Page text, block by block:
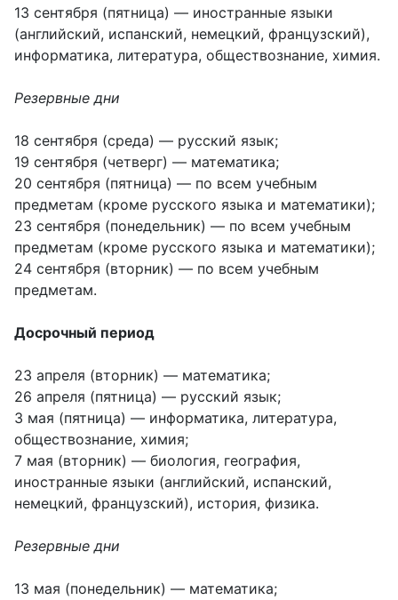
13 сентября (пятница) — иностранные языки
(английский, испанский, немецкий, французский),
информатика, литература, обществознание, химия.
Резервные дни
18 сентября (среда) — русский язык;
19 сентября (четверг) — математика;
20 сентября (пятница) — по всем учебным
предметам (кроме русского языка и математики);
23 сентября (понедельник) — по всем учебным
предметам (кроме русского языка и математики);
24 сентября (вторник) — по всем учебным
предметам.
Досрочный период
23 апреля (вторник) — математика;
26 апреля (пятница) — русский язык;
3 мая (пятница) — информатика, литература,
обществознание, химия;
7 мая (вторник) — биология, география,
иностранные языки (английский, испанский,
немецкий, французский), история, физика.
Резервные дни
13 мая (понедельник) — математика;